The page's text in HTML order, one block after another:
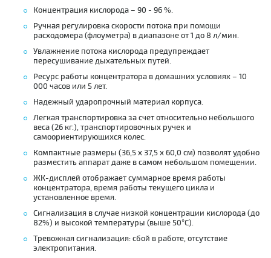
Концентрация кислорода – 90 - 96 %.
Ручная регулировка скорости потока при помощи
расходомера (флоуметра) в диапазоне от 1 до 8 л/мин.
Увлажнение потока кислорода предупреждает
пересушивание дыхательных путей.
Ресурс работы концентратора в домашних условиях – 10
000 часов или 5 лет.
Надежный ударопрочный материал корпуса.
Легкая транспортировка за счет относительно небольшого
веса (26 кг.), транспортировочных ручек и
самоориентирующихся колес.
Компактные размеры (36,5 x 37,5 x 60,0 см) позволят удобно
разместить аппарат даже в самом небольшом помещении.
ЖК-дисплей отображает суммарное время работы
концентратора, время работы текущего цикла и
установленное время.
Сигнализация в случае низкой концентрации кислорода (до
82%) и высокой температуры (выше 50°С).
Тревожная сигнализация: сбой в работе, отсутствие
электропитания.